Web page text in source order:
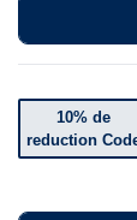
10% de
reduction